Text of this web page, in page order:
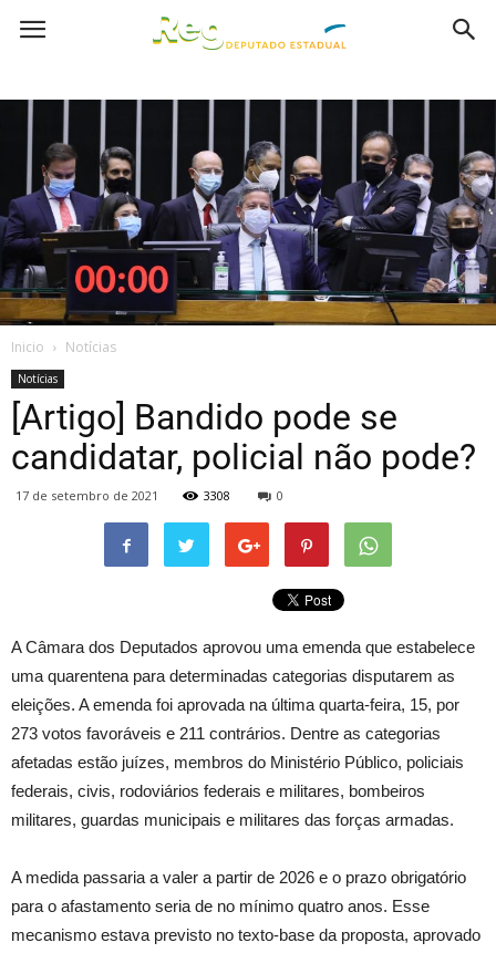
Inicio Notícias
Notícias
[Artigo] Bandido pode se
candidatar, policial não pode?
17 de setembro de 2021 3308 0
A Câmara dos Deputados aprovou uma emenda que estabelece
uma quarentena para determinadas categorias disputarem as
eleições. A emenda foi aprovada na última quarta-feira, 15, por
273 votos favoráveis e 211 contrários. Dentre as categorias
afetadas estão juízes, membros do Ministério Público, policiais
federais, civis, rodoviários federais e militares, bombeiros
militares, guardas municipais e militares das forças armadas.
A medida passaria a valer a partir de 2026 e o prazo obrigatório
para o afastamento seria de no mínimo quatro anos. Esse
mecanismo estava previsto no texto-base da proposta, aprovado